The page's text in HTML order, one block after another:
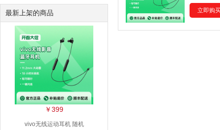
最新上架的商品
￥399
vivo无线运动耳机 随机
立即购